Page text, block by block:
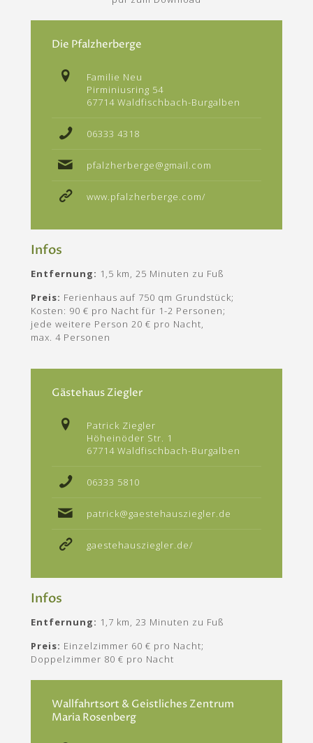
Die Pfalzherberge
Familie Neu
Pirminiusring 54
67714 Waldfischbach-Burgalben
06333 4318
pfalzherberge@gmail.com
www.pfalzherberge.com/
Infos
Entfernung: 1,5 km, 25 Minuten zu Fuß
Preis: Ferienhaus auf 750 qm Grundstück;
Kosten: 90 € pro Nacht für 1-2 Personen;
jede weitere Person 20 € pro Nacht,
max. 4 Personen
Gästehaus Ziegler
Patrick Ziegler
Höheinöder Str. 1
67714 Waldfischbach-Burgalben
06333 5810
patrick@gaestehausziegler.de
gaestehausziegler.de/
Infos
Entfernung: 1,7 km, 23 Minuten zu Fuß
Preis: Einzelzimmer 60 € pro Nacht;
Doppelzimmer 80 € pro Nacht
Wallfahrtsort & Geistliches Zentrum
Maria Rosenberg